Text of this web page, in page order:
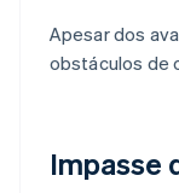
Apesar dos
obstáculos de
Impasse